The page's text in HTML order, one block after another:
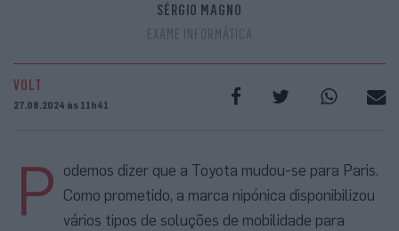
SÉRGIO MAGNO
EXAME INFORMÁTICA
VOLT
27.08.2024 às 11h41
P odemos dizer que a Toyota mudou-se para Paris.
Como prometido, a marca nipónica disponibilizou
vários tipos de soluções de mobilidade para